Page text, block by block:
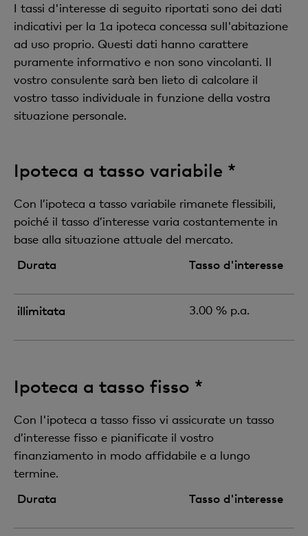
I tassi d'interesse di seguito riportati sono dei dati
indicativi per la 1a ipoteca concessa sull'abitazione
ad uso proprio. Questi dati hanno carattere
puramente informativo e non sono vincolanti. Il
vostro consulente sarà ben lieto di calcolare il
vostro tasso individuale in funzione della vostra
situazione personale.
Ipoteca a tasso variabile *
Con l’ipoteca a tasso variabile rimanete flessibili,
poiché il tasso d’interesse varia costantemente in
base alla situazione attuale del mercato.
Durata Tasso d'interesse
illimitata 3.00 % p.a.
Ipoteca a tasso fisso *
Con l'ipoteca a tasso fisso vi assicurate un tasso
d’interesse fisso e pianificate il vostro
finanziamento in modo affidabile e a lungo
termine.
Durata Tasso d'interesse